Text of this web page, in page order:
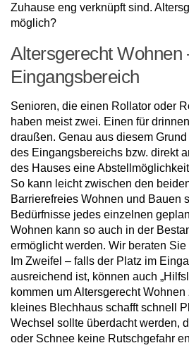
Zuhause eng verknüpft sind.
möglich?
Altersgerecht Wohnen
Eingangsbereich
Senioren, die einen Rollator oder
haben meist zwei. Einen für
draußen. Genau aus diesem
des Eingangsbereichs bzw. direkt
des Hauses eine
So kann leicht zwischen den
Barrierefreies Wohnen und Bauen
Bedürfnisse jedes einzelnen
Wohnen kann so auch in der
ermöglicht werden. Wir beraten
Im Zweifel – falls der Platz im
ausreichend ist, können auch
kommen um Altersgerecht
kleines Blechhaus schafft schnell
Wechsel sollte überdacht werden,
oder Schnee keine Rutschgefahr